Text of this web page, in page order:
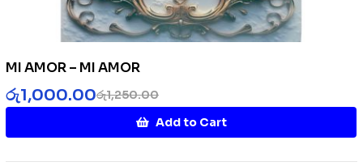
MI AMOR – MI AMOR
රු1,250.00
රු1,000.00
Add to Cart